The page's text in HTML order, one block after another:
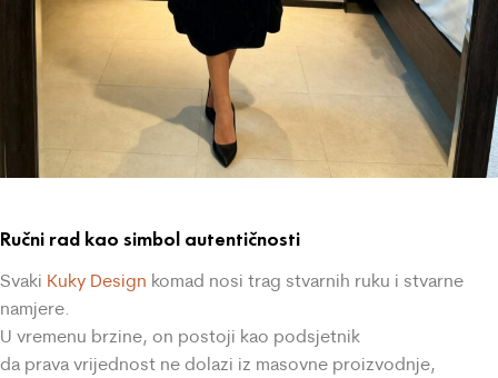
Ručni rad kao simbol autentičnosti
Svaki Kuky Design komad nosi trag stvarnih ruku i stvarne
namjere.
U vremenu brzine, on postoji kao podsjetnik
da prava vrijednost ne dolazi iz masovne proizvodnje,